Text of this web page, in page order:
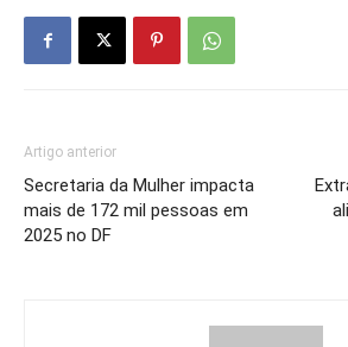
Artigo anterior
Secretaria da Mulher impacta
mais de 172 mil pessoas em
2025 no DF